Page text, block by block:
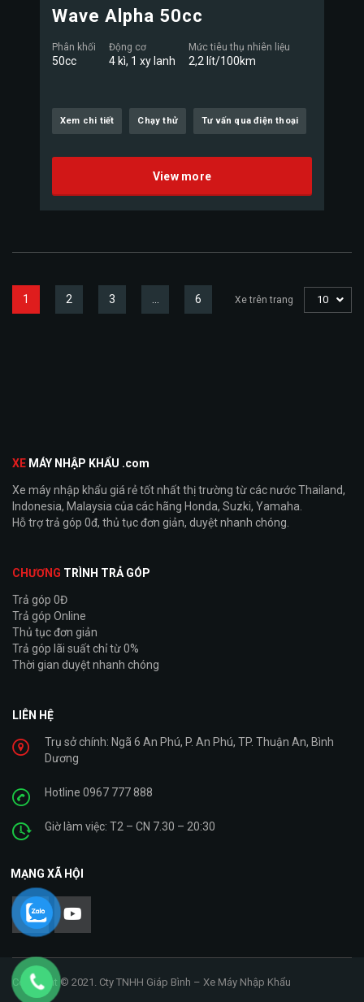
Wave Alpha 50cc
Phân khối
50cc
Động cơ
4 kì, 1 xy lanh
Mức tiêu thụ nhiên liệu
2,2 lít/100km
Xem chi tiết Chạy thử Tư vấn qua điện thoại
View more
1 2 3 … 6 Xe trên trang 10
XE MÁY NHẬP KHẨU .com
Xe máy nhập khẩu giá rẻ tốt nhất thị trường từ các nước Thailand,
Indonesia, Malaysia của các hãng Honda, Suzki, Yamaha.
Hỗ trợ trả góp 0đ, thủ tục đơn giản, duyệt nhanh chóng.
CHƯƠNG TRÌNH TRẢ GÓP
Trả góp 0Đ
Trả góp Online
Thủ tục đơn giản
Trả góp lãi suất chỉ từ 0%
Thời gian duyệt nhanh chóng
LIÊN HỆ
Trụ sở chính: Ngã 6 An Phú, P. An Phú, TP. Thuận An, Bình
Dương
Hotline 0967 777 888
Giờ làm việc: T2 – CN 7.30 – 20:30
MẠNG XÃ HỘI
Copyright © 2021. Cty TNHH Giáp Bình – Xe Máy Nhập Khẩu